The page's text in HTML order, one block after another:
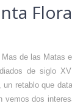
Mas de las
de siglo
retablo que
vemos dos